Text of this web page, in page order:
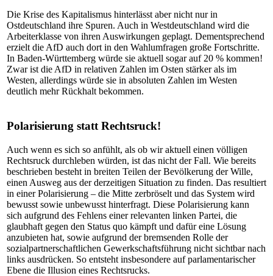
Die Krise des Kapitalismus hinterlässt aber nicht nur in
Ostdeutschland ihre Spuren. Auch in Westdeutschland wird die
Arbeiterklasse von ihren Auswirkungen geplagt. Dementsprechend
erzielt die AfD auch dort in den Wahlumfragen große Fortschritte.
In Baden-Württemberg würde sie aktuell sogar auf 20 % kommen!
Zwar ist die AfD in relativen Zahlen im Osten stärker als im
Westen, allerdings würde sie in absoluten Zahlen im Westen
deutlich mehr Rückhalt bekommen.
Polarisierung statt Rechtsruck!
Auch wenn es sich so anfühlt, als ob wir aktuell einen völligen
Rechtsruck durchleben würden, ist das nicht der Fall. Wie bereits
beschrieben besteht in breiten Teilen der Bevölkerung der Wille,
einen Ausweg aus der derzeitigen Situation zu finden. Das resultiert
in einer Polarisierung – die Mitte zerbröselt und das System wird
bewusst sowie unbewusst hinterfragt. Diese Polarisierung kann
sich aufgrund des Fehlens einer relevanten linken Partei, die
glaubhaft gegen den Status quo kämpft und dafür eine Lösung
anzubieten hat, sowie aufgrund der bremsenden Rolle der
sozialpartnerschaftlichen Gewerkschaftsführung nicht sichtbar nach
links ausdrücken. So entsteht insbesondere auf parlamentarischer
Ebene die Illusion eines Rechtsrucks.